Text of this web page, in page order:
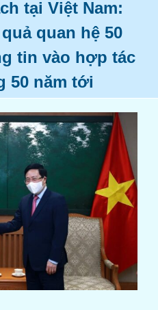
tại Việt Nam:
quan hệ 50
tin vào hợp tác
50 năm tới